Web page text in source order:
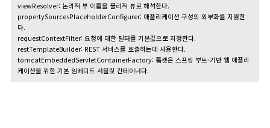
viewResolver: 논리적 뷰 이름을 물리적 뷰로 해석한다.
propertySourcesPlaceholderConfigurer: 애플리케이션 구성의 외부화를 지원한
다.
requestContextFilter: 요청에 대한 필터를 기본값으로 지정한다.
restTemplateBuilder: REST 서비스를 호출하는데 사용한다.
tomcatEmbeddedServletContainerFactory: 톰캣은 스프링 부트-기반 웹 애플리
케이션을 위한 기본 임베디드 서블릿 컨테이너다.